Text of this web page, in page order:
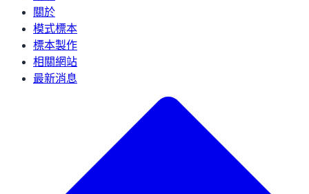
關於
模式標本
標本製作
相關網站
最新消息